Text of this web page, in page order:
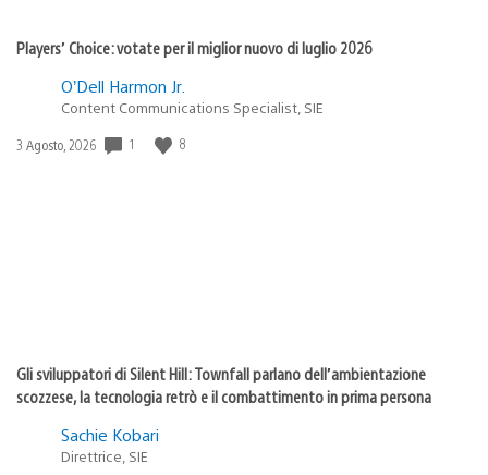
Players’ Choice: votate per il miglior nuovo di luglio 2026
O’Dell Harmon Jr.
Content Communications Specialist, SIE
Data
3 Agosto, 2026 1 8
Gli sviluppatori di Silent Hill: Townfall parlano dell’ambientazione
scozzese, la tecnologia retrò e il combattimento in prima persona
Sachie Kobari
Direttrice, SIE